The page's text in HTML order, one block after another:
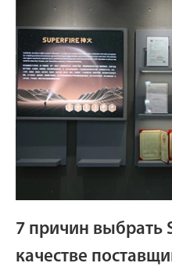
7 причин выбрать
качестве